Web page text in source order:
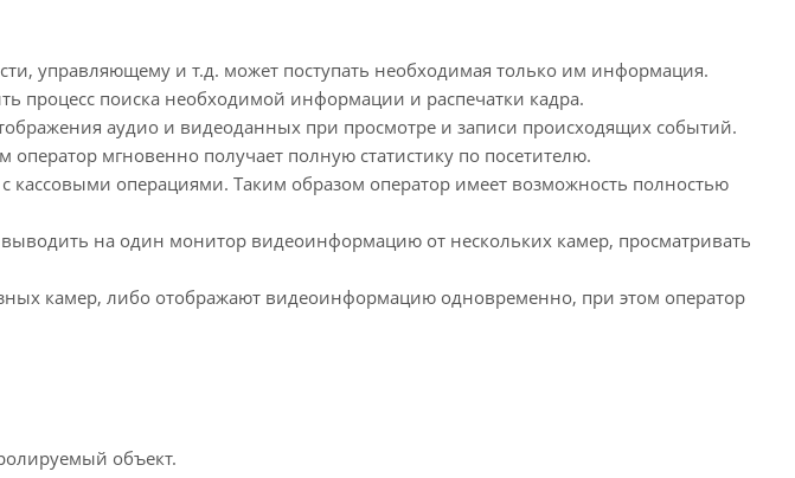
управляющему и т.д. может поступать необходимая только им информация.
процесс поиска необходимой информации и распечатки кадра.
аудио и видеоданных при просмотре и записи происходящих событий.
мгновенно получает полную статистику по посетителю.
операциями. Таким образом оператор имеет возможность полностью
на один монитор видеоинформацию от нескольких камер, просматривать
камер, либо отображают видеоинформацию одновременно, при этом оператор
объект.